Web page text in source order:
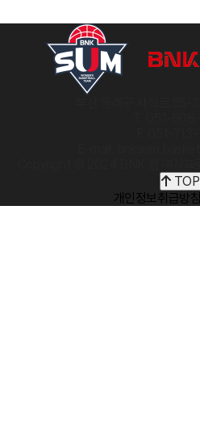
TOP
개인정보취급방침